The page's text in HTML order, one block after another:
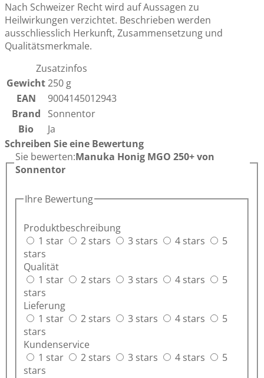
Nach Schweizer Recht wird auf Aussagen zu
Heilwirkungen verzichtet. Beschrieben werden
ausschliesslich Herkunft, Zusammensetzung und
Qualitätsmerkmale.
Zusatzinfos
Gewicht250 g
EAN
9004145012943
Brand
Sonnentor
Bio
Ja
Schreiben Sie eine Bewertung
Sie bewerten:Manuka Honig MGO 250+ von
Sonnentor
Ihre Bewertung
Produktbeschreibung
1 star
2 stars 3 stars 4 stars
5
stars
Qualität
1 star
2 stars 3 stars 4 stars
5
stars
Lieferung
1 star
2 stars 3 stars 4 stars
5
stars
Kundenservice
1 star
2 stars 3 stars 4 stars
5
stars